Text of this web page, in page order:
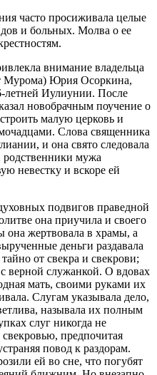
часто просиживала целые
и больных. Молва о ее
внимание владельца
Мурома) Юрия Осоркина,
летней Иулиунии. После
новобрачным поучение о
малую церковь и
Слова священника
и она свято следовала
мужа
невестку и вскоре ей
подвигов праведной
она приучила и своего
жертвовала в храмы, а
деньги раздавала
от свекра и свекрови;
верной служанкой. О вдовах
мать, своими руками их
Слугам указывала дело,
называла их полным
слуг никогда не
предпочитая
повод к раздорам.
ей во сне, что погубят